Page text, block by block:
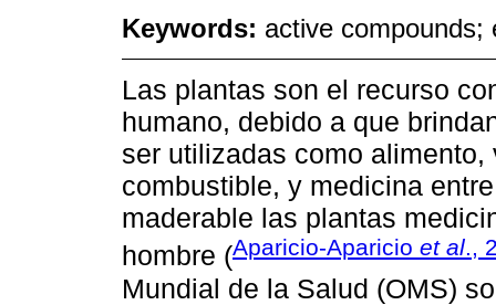
Keywords: active compounds;
Las plantas son el recurso
humano, debido a que
ser utilizadas como
combustible, y medicina
maderable las plantas
hombre (Aparicio-Aparicio et al.,
Mundial de la Salud (OMS)